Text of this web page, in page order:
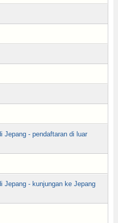
Jepang - pendaftaran di luar
Jepang - kunjungan ke Jepang